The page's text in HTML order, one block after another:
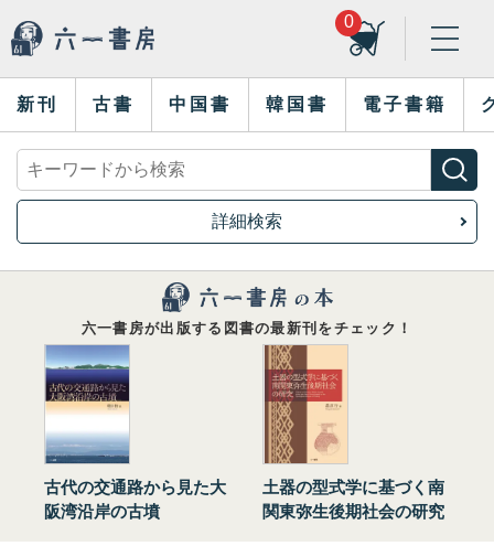
0
新刊 古書 中国書 韓国書 電子書籍
詳細検索
六一書房が出版する図書の最新刊をチェック！
古代の交通路から見た大
阪湾沿岸の古墳
土器の型式学に基づく南
関東弥生後期社会の研究